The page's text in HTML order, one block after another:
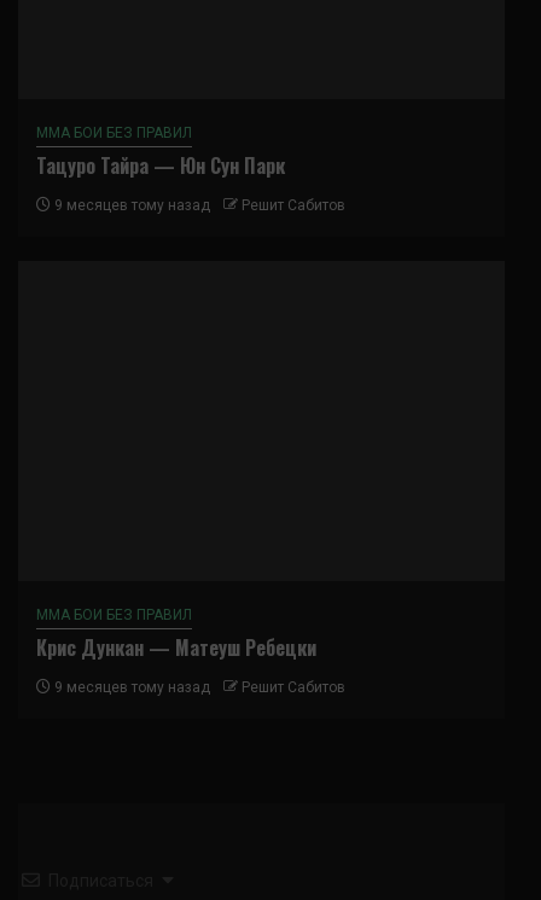
ММА БОИ БЕЗ ПРАВИЛ
Тацуро Тайра — Юн Сун Парк
9 месяцев тому назад Решит Сабитов
ММА БОИ БЕЗ ПРАВИЛ
Крис Дункан — Матеуш Ребецки
9 месяцев тому назад Решит Сабитов